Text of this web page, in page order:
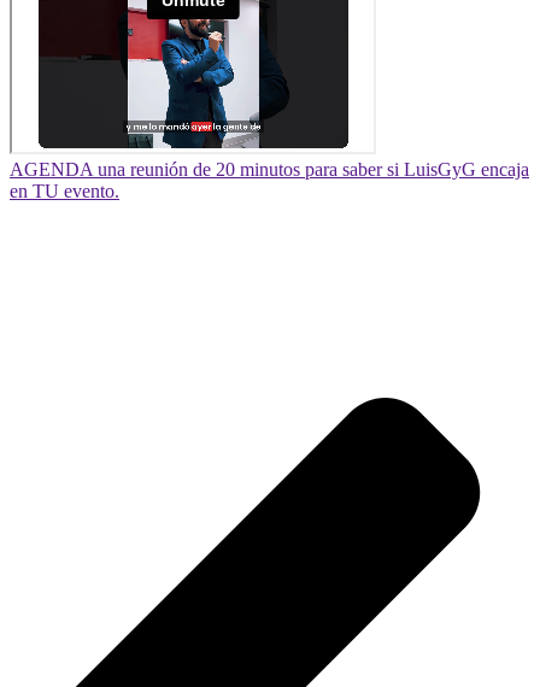
AGENDA una reunión de 20 minutos para saber si LuisGyG encaja
en TU evento.